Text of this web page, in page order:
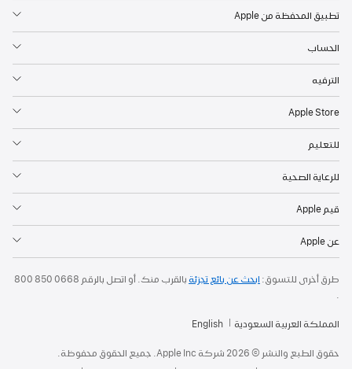
تطبيق المحفظة من Apple
الحساب
الترفيه
Apple Store
للتعليم
للرعاية الصحية
قيم Apple
عن Apple
طرق أخرى للتسوق: ابحث عن بائع تجزئة بالقرب منك. أو اتصل بالرقم 800 850 0668
.
المملكة العربية السعودية English
حقوق الطبع والنشر © 2026 شركة Apple Inc. جميع الحقوق محفوظة.